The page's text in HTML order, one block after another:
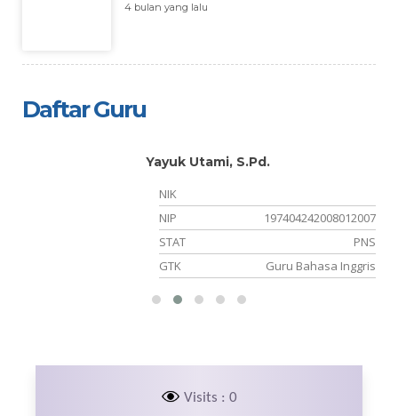
4 bulan yang lalu
Daftar Guru
Yayuk Utami, S.Pd.
NIK
NIP
197404242008012007
STAT
PNS
GTK
Guru Bahasa Inggris
Visits : 0